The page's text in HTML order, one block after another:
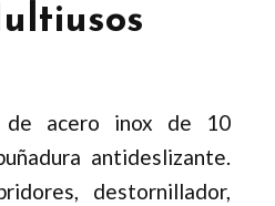
de acero inox de 10
antideslizante.
destornillador,